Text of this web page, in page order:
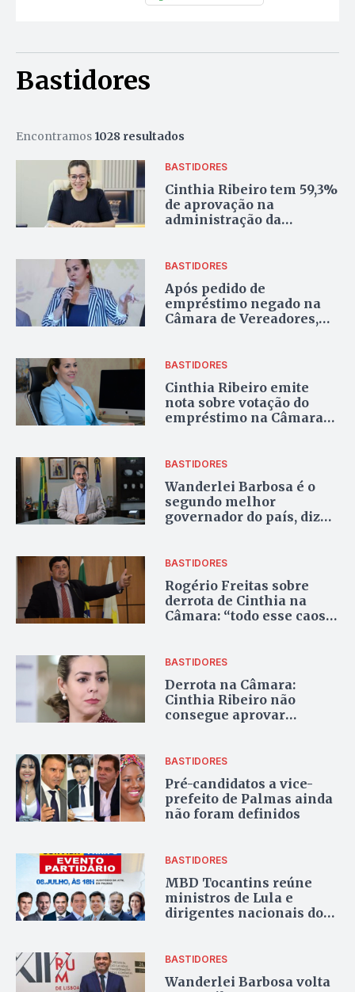
Bastidores
Encontramos 1028 resultados
BASTIDORES
Cinthia Ribeiro tem 59,3%
de aprovação na
administração da
BASTIDORES
Após pedido de
empréstimo negado na
Câmara de Vereadores,
municipais
BASTIDORES
Cinthia Ribeiro emite
nota sobre votação do
empréstimo na Câmara
BASTIDORES
Wanderlei Barbosa é o
segundo melhor
governador do país, diz
BASTIDORES
Rogério Freitas sobre
derrota de Cinthia na
Câmara: “todo esse caos
da pátria”
BASTIDORES
Derrota na Câmara:
Cinthia Ribeiro não
consegue aprovar
do mandato
BASTIDORES
Pré-candidatos a vice-
prefeito de Palmas ainda
não foram definidos
BASTIDORES
MBD Tocantins reúne
ministros de Lula e
dirigentes nacionais do
BASTIDORES
Wanderlei Barbosa volta